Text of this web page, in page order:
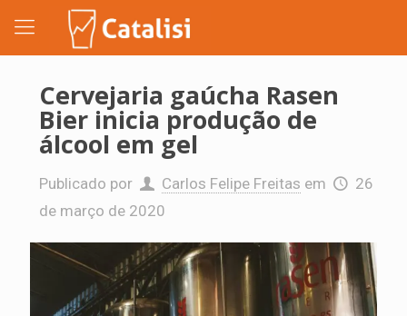
Cervejaria gaúcha Rasen
Bier inicia produção de
álcool em gel
Publicado por Carlos Felipe Freitas em
26
de março de 2020